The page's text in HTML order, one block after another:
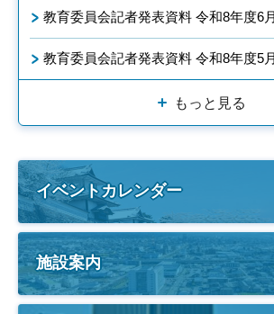
教育委員会記者発表資料 令和8年度6
教育委員会記者発表資料 令和8年度5
もっと見る
イベントカレンダー
施設案内